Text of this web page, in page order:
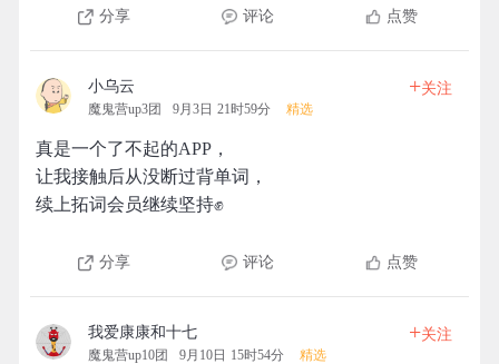
分享 评论 点赞
小乌云
魔鬼营up3团 9月3日 21时59分 精选
+关注
真是一个了不起的APP，
让我接触后从没断过背单词，
续上拓词会员继续坚持✊
分享 评论 点赞
我爱康康和十七
魔鬼营up10团 9月10日 15时54分 精选
+关注